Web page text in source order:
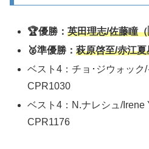
🏆優勝：英田理志/佐藤瞳
🥈準優勝：萩原啓至/赤江夏
ベスト4：チョ･ジウォッ
CPR1030
ベスト4：N.ナレシュ/
CPR1176